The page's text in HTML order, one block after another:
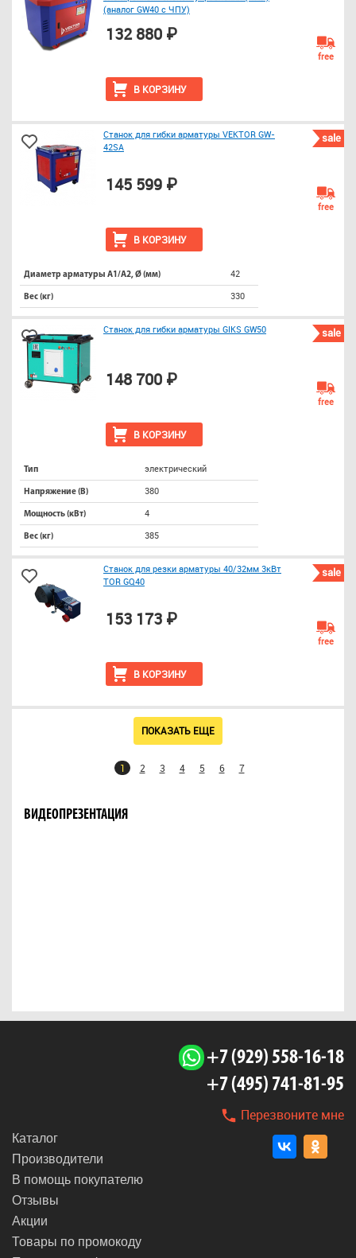
(аналог GW40 с ЧПУ)
В КОРЗИНУ
132 880 ₽
free
sale
Станок для гибки арматуры VEKTOR GW-
42SA
В КОРЗИНУ
145 599 ₽
free
Диаметр арматуры А1/А2, Ø (мм) 42
Вес (кг) 330
sale
Станок для гибки арматуры GIKS GW50
В КОРЗИНУ
148 700 ₽
free
Тип электрический
Напряжение (В) 380
Мощность (кВт) 4
Вес (кг) 385
sale
Станок для резки арматуры 40/32мм 3кВт
TOR GQ40
В КОРЗИНУ
153 173 ₽
free
ПОКАЗАТЬ ЕЩЕ
1 2 3 4 5 6 7
ВИДЕОПРЕЗЕНТАЦИЯ
+7 (929) 558-16-18
+7 (495) 741-81-95
Перезвоните мне
Каталог
Производители
В помощь покупателю
Отзывы
Акции
Товары по промокоду